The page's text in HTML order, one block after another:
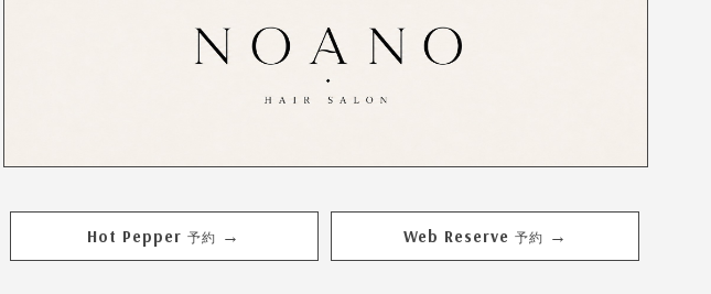
Hot Pepper 予約 → Web Reserve 予約 →